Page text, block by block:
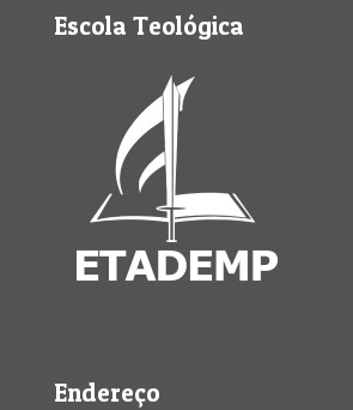
Escola Teológica
Endereço